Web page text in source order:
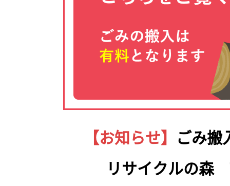
【お知らせ】 ごみ搬
リサイクルの森